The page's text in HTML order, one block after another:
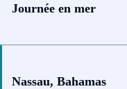
Journée en mer
Nassau, Bahamas